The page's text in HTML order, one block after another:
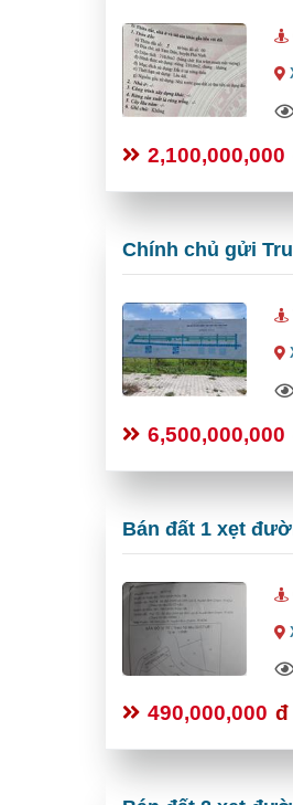
2,100,000,000
Chính chủ gửi
6,500,000,000
Bán đất 1 xẹt
490,000,000 đ